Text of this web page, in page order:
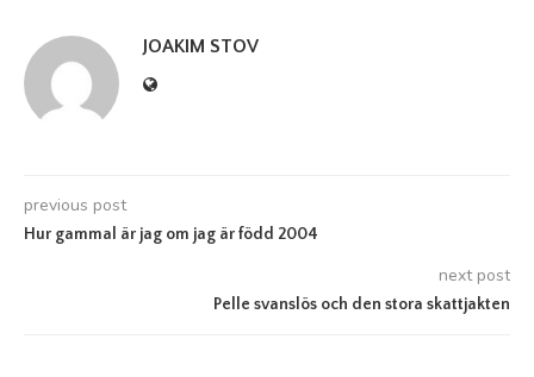
JOAKIM STOV
previous post
Hur gammal är jag om jag är född 2004
next post
Pelle svanslös och den stora skattjakten